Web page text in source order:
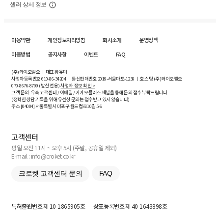
셀러 상세 정보
이용약관 개인정보처리방침 회사소개
운영정책
이용방법
공지사항 이벤트 FAQ
(주)와이오엘오 ㅣ 대표 황유미
사업자등록번호610-86-34204ㅣ 통신판매번호 2019-서울마포-1239 ㅣ 호스팅 (주)와이오엘오
070-8676-8799 (발신 전용)사업자 정보 확인 >
고객 문의: 우측 고객센터 / 이메일 / 카카오플러스 채널을 통해 문의 접수 부탁드립니다.
(정확한 상담 기록을 위해 유선상 문의는 접수받고 있지 않습니다)
주소 [04004] 서울특별시 마포구 월드컵로10길5-6
고객센터
평일 오전 11시 ~ 오후 5시 (주말, 공휴일 제외)
E-mail : info@croket.co.kr
크로켓 고객센터 문의 FAQ
특허출원번호제 10-1865905호 상표등록번호제 40-1643898호